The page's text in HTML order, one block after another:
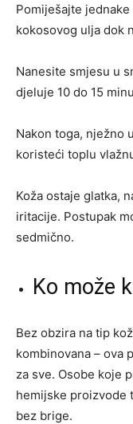
Pomiješajte
kokosovog ulja dok
Nanesite smjesu u
djeluje 10 do 15
Nakon toga, nježno
koristeći toplu
Koža ostaje glatka,
iritacije. Postupak
sedmično.
Ko može
Bez obzira na tip
kombinovana – ova
za sve. Osobe koje
hemijske proizvode
bez brige.